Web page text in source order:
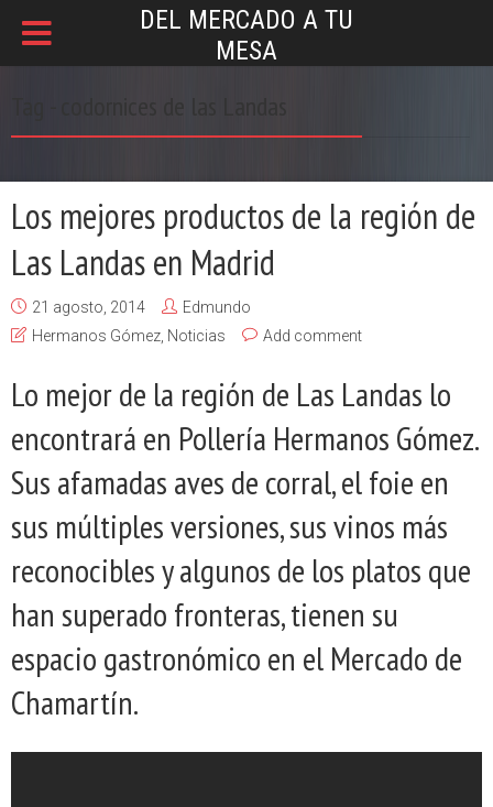
DEL MERCADO A TU
MESA
Los mejores productos de la región de
Las Landas en Madrid
21 agosto, 2014
Edmundo
Hermanos Gómez Noticias Add comment
Lo mejor de la región de Las Landas lo
encontrará en Pollería Hermanos Gómez.
Sus afamadas aves de corral, el foie en
sus múltiples versiones, sus vinos más
reconocibles y algunos de los platos que
han superado fronteras, tienen su
espacio gastronómico en el Mercado de
Chamartín.